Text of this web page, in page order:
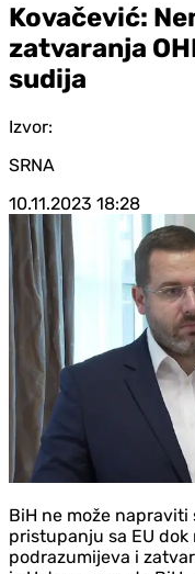
Kovačević:
zatvaranja
sudija
Izvor:
SRNA
10.11.2023 18:28
BiH ne može
pristupanju sa EU
podrazumijeva i